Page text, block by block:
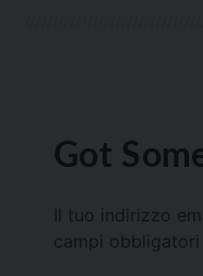
Got
Il tuo indirizzo
campi obbligatori